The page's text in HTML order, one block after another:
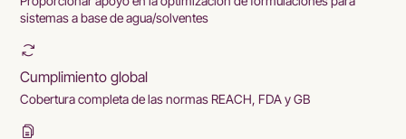
sistemas a base de agua/solventes
Cumplimiento global
Cobertura completa de las normas REACH, FDA y GB